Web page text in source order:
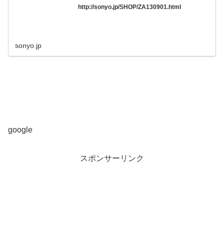
http://sonyo.jp/SHOP/ZA130901.html
sonyo.jp
google
スポンサーリンク